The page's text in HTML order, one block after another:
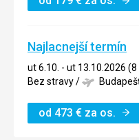
Najlacnejší termín
ut 6.10. - ut 13.10.2026 (8
Bez stravy/
od 473 € za os.